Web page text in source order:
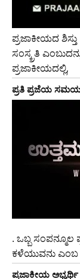
ಪ್ರಜಾಕೀಯದ
ಸಂಸ್ಕ್ರತಿ
ಪ್ರಜಾಕೀಯದಲ್ಲಿ,
ಪ್ರತಿ ಪ್ರಜೆಯ
. ಒಬ್ಬ
ಕಳೆಯುವನು ಎಂಬ
ಪ್ರಜಾಕೀಯ